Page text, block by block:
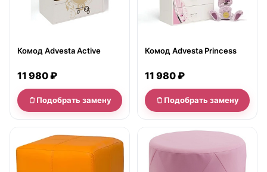
Комод Advesta Active
11 980 ₽
Подобрать замену
Комод Advesta Princess
11 980 ₽
Подобрать замену
нет в продаже нет в продаже